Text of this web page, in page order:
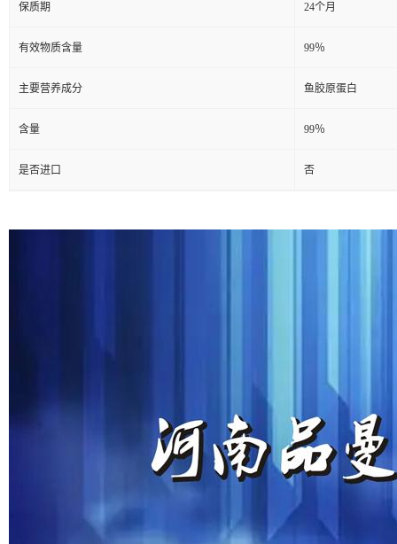
保质期 24个月
有效物质含量 99％
主要营养成分 鱼胶原蛋白
含量 99％
是否进口 否